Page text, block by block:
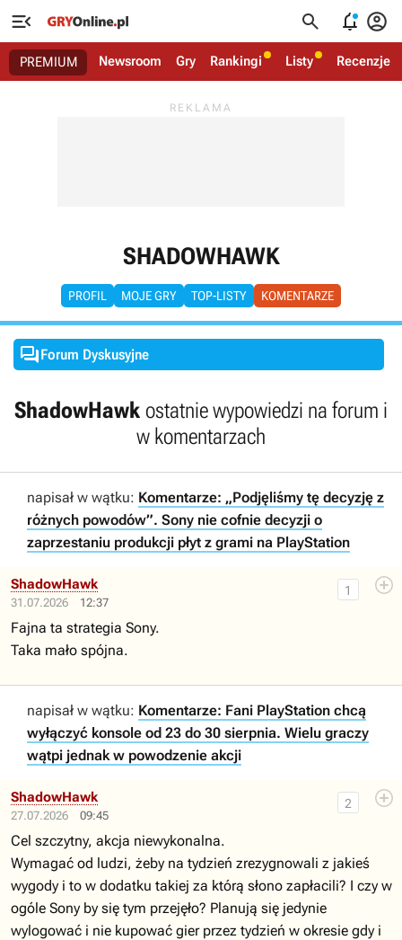
   
PREMIUM Newsroom Gry Rankingi Listy Recenzje
SHADOWHAWK
PROFIL MOJE GRY TOP-LISTY KOMENTARZE
Forum Dyskusyjne
ShadowHawk ostatnie wypowiedzi na forum i
w komentarzach
napisał w wątku: Komentarze: „Podjęliśmy tę decyzję z
różnych powodów”. Sony nie cofnie decyzji o
zaprzestaniu produkcji płyt z grami na PlayStation
31.07.2026 12:37
1
ShadowHawk
Fajna ta strategia Sony.
Taka mało spójna.
napisał w wątku: Komentarze: Fani PlayStation chcą
wyłączyć konsole od 23 do 30 sierpnia. Wielu graczy
wątpi jednak w powodzenie akcji
27.07.2026 09:45
2
ShadowHawk
Cel szczytny, akcja niewykonalna.
Wymagać od ludzi, żeby na tydzień zrezygnowali z jakieś
wygody i to w dodatku takiej za którą słono zapłacili? I czy w
ogóle Sony by się tym przejęło? Planują się jedynie
wylogować i nie kupować gier przez tydzień w okresie gdy i